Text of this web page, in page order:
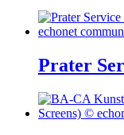
Prater